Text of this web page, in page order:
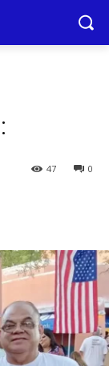
0
47